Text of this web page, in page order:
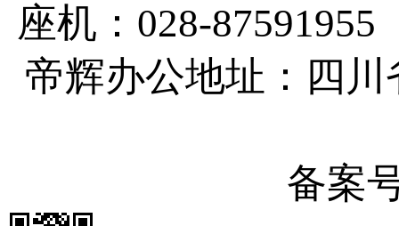
座机：028-
帝辉办公地址：四
备案